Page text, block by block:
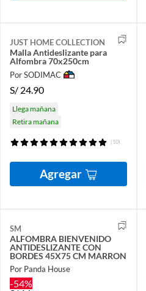
JUST HOME COLLECTION
Malla Antideslizante para
Alfombra 70x250cm
Por SODIMAC
S/ 24.90
Llega mañana
Retira mañana
(10)
Agregar
SM
ALFOMBRA BIENVENIDO
ANTIDESLIZANTE CON
BORDES 45X75 CM MARRON
Por Panda House
-54%